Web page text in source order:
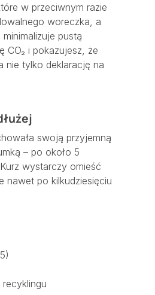
w przeciwnym razie
woreczka, a
pustą
CO₂ i pokazujesz, że
nie tylko deklarację na
swoją przyjemną
– po około 5
wystarczy omieść
nawet po kilkudziesięciu
recyklingu